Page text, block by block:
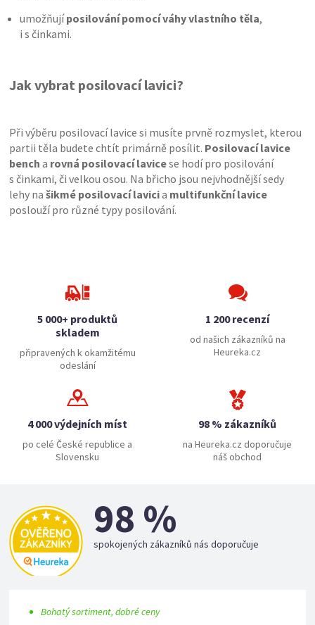
umožňujíposilování pomocí váhy vlastního těla,
i s činkami.
Jak vybrat posilovací lavici?
Při výběru posilovací lavice si musíte prvně rozmyslet, kterou
partii těla budete chtít primárně posílit. Posilovací lavice
bench a rovná posilovací lavicese hodí pro posilování
s činkami, či velkou osou. Na břicho jsou nejvhodnější sedy
lehy našikmé posilovací lavicia multifunkční lavice
poslouží pro různé typy posilování.
5 000+ produktů
skladem
připravených k okamžitému
odeslání
1 200 recenzí
od našich zákazníků na
Heureka.cz
4 000 výdejních míst
po celé České republice a
Slovensku
98 % zákazníků
na Heureka.cz doporučuje
náš obchod
98 %
spokojených zákazníků nás doporučuje
Bohatý sortiment, dobré ceny